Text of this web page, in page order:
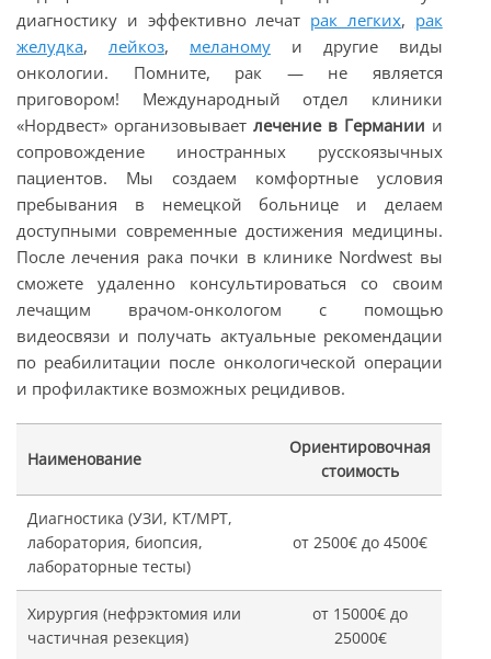
диагностику и эффективно лечат рак легких, рак
желудка, лейкоз, меланомуи другие виды
онкологии. Помните, рак — не является
приговором! Международный отдел клиники
«Нордвест» организовывает лечение в Германии и
сопровождение иностранных русскоязычных
пациентов. Мы создаем комфортные условия
пребывания в немецкой больнице и делаем
доступными современные достижения медицины.
После лечения рака почки в клинике Nordwest вы
сможете удаленно консультироваться со своим
лечащим врачом-онкологом с помощью
видеосвязи и получать актуальные рекомендации
по реабилитации после онкологической операции
и профилактике возможных рецидивов.
Наименование
Ориентировочная
стоимость
Диагностика (УЗИ, КТ/МРТ,
лаборатория, биопсия,
лабораторные тесты)
от 2500€ до 4500€
Хирургия (нефрэктомия или
частичная резекция)
от 15000€ до
25000€